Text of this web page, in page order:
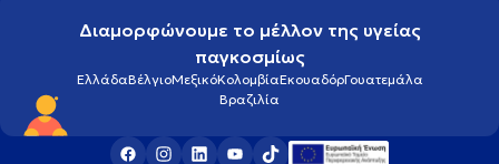
Διαμορφώνουμε το μέλλον της υγείας
παγκοσμίως
ΕλλάδαΒέλγιοΜεξικόΚολομβίαΕκουαδόρΓουατεμάλα
Βραζιλία